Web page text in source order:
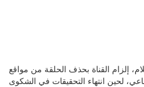
إلزام القناة بحذف الحلقة من مواقع